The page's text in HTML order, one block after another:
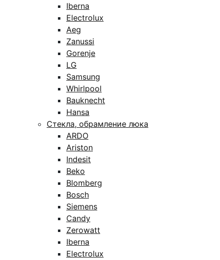
Iberna
Electrolux
Aeg
Zanussi
Gorenje
LG
Samsung
Whirlpool
Bauknecht
Hansa
Стекла, обрамление люка
ARDO
Ariston
Indesit
Beko
Blomberg
Bosch
Siemens
Candy
Zerowatt
Iberna
Electrolux